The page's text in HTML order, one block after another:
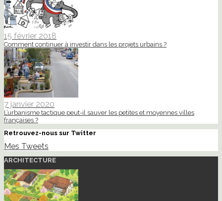
15 février 2018
Comment continuer à investir dans les projets urbains ?
7 janvier 2020
L’urbanisme tactique peut-il sauver les petites et moyennes villes
françaises ?
Retrouvez-nous sur Twitter
Mes Tweets
ARCHITECTURE